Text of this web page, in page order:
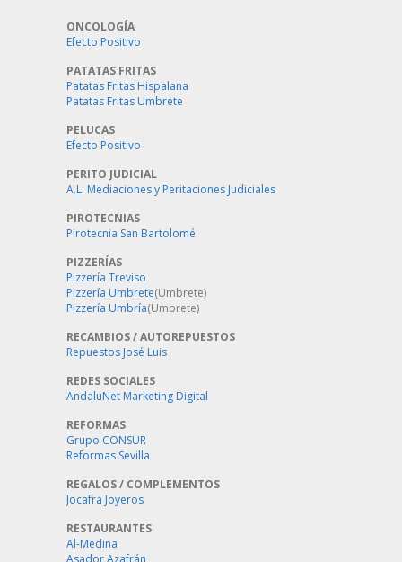
ONCOLOGÍA
Efecto Positivo
PATATAS FRITAS
Patatas Fritas Hispalana
Patatas Fritas Umbrete
PELUCAS
Efecto Positivo
PERITO JUDICIAL
A.L. Mediaciones y Peritaciones Judiciales
PIROTECNIAS
Pirotecnia San Bartolomé
PIZZERÍAS
Pizzería Treviso
Pizzería Umbrete(Umbrete)
Pizzería Umbría(Umbrete)
RECAMBIOS / AUTOREPUESTOS
Repuestos José Luis
REDES SOCIALES
AndaluNet Marketing Digital
REFORMAS
Grupo CONSUR
Reformas Sevilla
REGALOS / COMPLEMENTOS
Jocafra Joyeros
RESTAURANTES
Al-Medina